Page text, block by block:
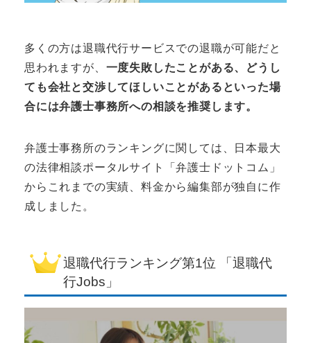
多くの方は退職代行サービスでの退職が可能だと
思われますが、 一度失敗したことがある、どうし
ても会社と交渉してほしいことがあるといった場
合には弁護士事務所への相談を推奨します。
弁護士事務所のランキングに関しては、日本最大
の法律相談ポータルサイト「弁護士ドットコム」
からこれまでの実績、料金から編集部が独自に作
成しました。
退職代行ランキング第1位 「退職代
行Jobs」